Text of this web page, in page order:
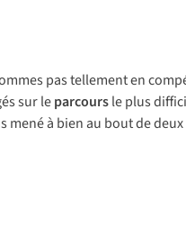
pas tellement en
sur leparcoursle plus
mené à bien au bout de